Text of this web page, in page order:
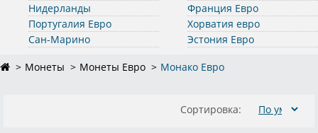
Нидерланды
Португалия Евро
Сан-Марино
Франция Евро
Хорватия евро
Эстония Евро
Монеты Монеты Евро Монако Евро
Сортировка: